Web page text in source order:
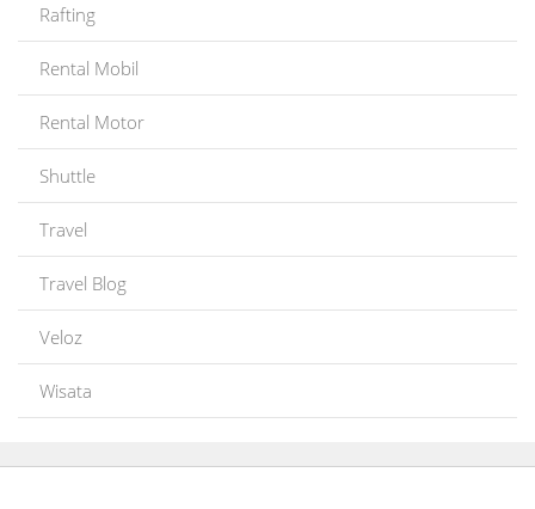
Rafting
Rental Mobil
Rental Motor
Shuttle
Travel
Travel Blog
Veloz
Wisata